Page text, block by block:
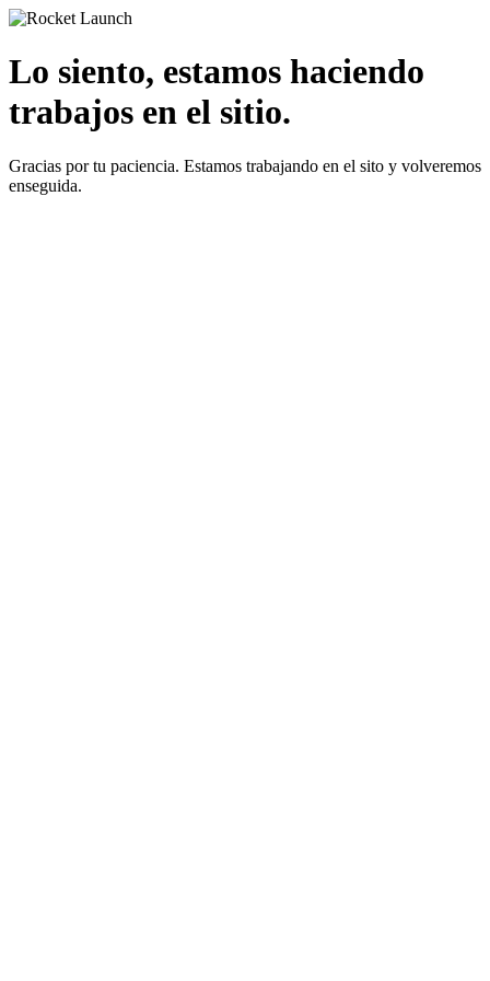
Lo siento, estamos haciendo
trabajos en el sitio.
Gracias por tu paciencia. Estamos trabajando en el sito y volveremos
enseguida.